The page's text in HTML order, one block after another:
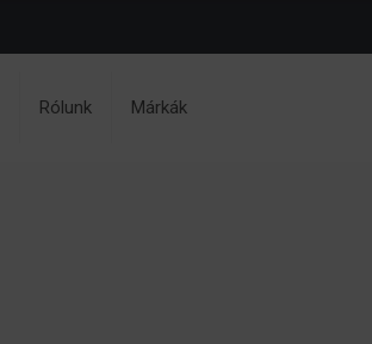
Rólunk Márkák